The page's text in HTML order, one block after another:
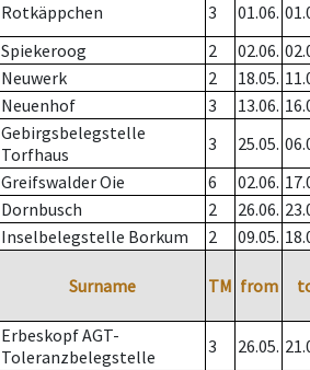
Rotkäppchen 3 01.06.
Spiekeroog 2 02.06.
Neuwerk 2 18.05.
Neuenhof 3 13.06.
Gebirgsbelegstelle
Torfhaus
3 25.05.
Greifswalder Oie 6 02.06.
Dornbusch 2 26.06.
Inselbelegstelle Borkum 2 09.05.
Surname TM from
Erbeskopf AGT-
Toleranzbelegstelle
3 26.05.